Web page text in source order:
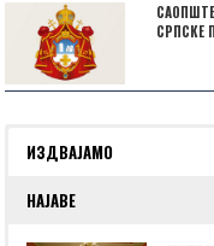
СРПСКЕ
ИЗДВАЈАМО
НАЈАВЕ